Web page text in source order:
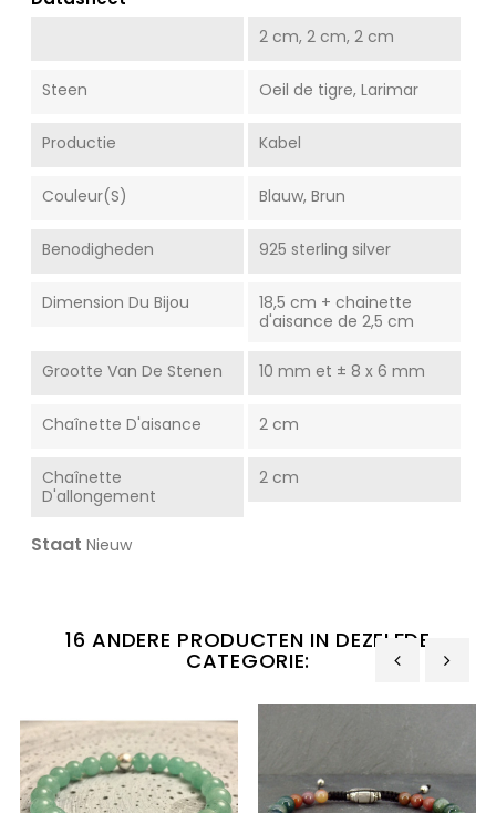
2 cm, 2 cm, 2 cm
Steen Oeil de tigre, Larimar
Productie Kabel
Couleur(s) Blauw, Brun
Benodigheden 925 sterling silver
Dimension Du Bijou
18,5 cm + chainette
d'aisance de 2,5 cm
Grootte Van De Stenen 10 mm et ± 8 x 6 mm
Chaînette D'aisance 2 cm
Chaînette
D'allongement
2 cm
Staat Nieuw
16 ANDERE PRODUCTEN IN DEZELFDE
CATEGORIE:
‹ ›